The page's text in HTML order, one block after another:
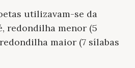
utilizavam-se da
redondilha menor (5
maior (7 sílabas